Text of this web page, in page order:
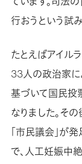
行おうという試
たとえばアイル
33人の政治家に
基づいて国民投
なりました。そ
「市民議会」が
で、人工妊娠中